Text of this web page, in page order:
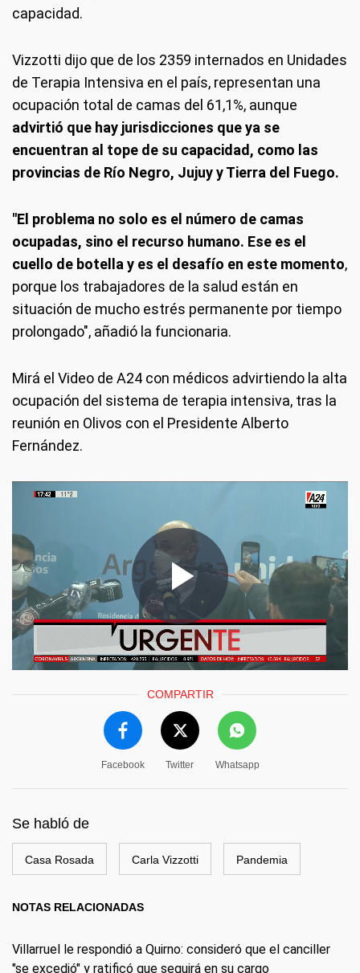
capacidad.
Vizzotti dijo que de los 2359 internados en Unidades
de Terapia Intensiva en el país, representan una
ocupación total de camas del 61,1%, aunque
advirtió que hay jurisdicciones que ya se
encuentran al tope de su capacidad, como las
provincias de Río Negro, Jujuy y Tierra del Fuego.
"El problema no solo es el número de camas
ocupadas, sino el recurso humano. Ese es el
cuello de botella y es el desafío en este momento,
porque los trabajadores de la salud están en
situación de mucho estrés permanente por tiempo
prolongado", añadió la funcionaria.
Mirá el Video de A24 con médicos advirtiendo la alta
ocupación del sistema de terapia intensiva, tras la
reunión en Olivos con el Presidente Alberto
Fernández.
COMPARTIR
Facebook Twitter Whatsapp
Se habló de
Casa Rosada Carla Vizzotti Pandemia
NOTAS RELACIONADAS
Villarruel le respondió a Quirno: consideró que el canciller
"se excedió" y ratificó que seguirá en su cargo